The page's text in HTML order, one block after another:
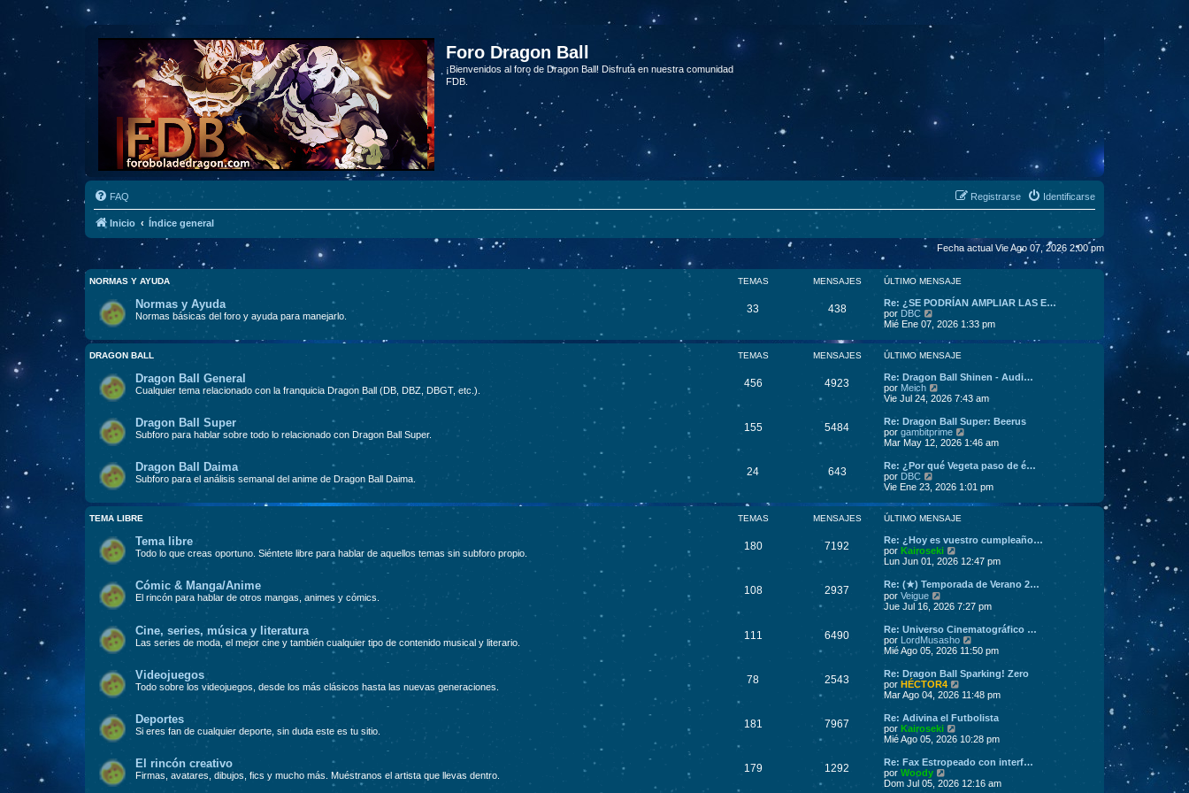
Foro Dragon Ball
¡Bienvenidos al foro de Dragon Ball! Disfruta en nuestra comunidad
FDB.
FAQ Identificarse
Registrarse
Inicio Índice general
Fecha actual Vie Ago 07, 2026 2:00 pm
NORMAS Y AYUDA TEMAS MENSAJES ÚLTIMO MENSAJE
Normas y Ayuda
Normas básicas del foro y ayuda para manejarlo.
33 438
Re: ¿SE PODRÍAN AMPLIAR LAS E…
por DBC
e
l
i
m
o
e
n
s
a
e
Mié Ene 07, 2026 1:33 pm
DRAGON BALL TEMAS MENSAJES ÚLTIMO MENSAJE
Dragon Ball General
Cualquier tema relacionado con la franquicia Dragon Ball (DB, DBZ, DBGT, etc.).
456 4923
Re: Dragon Ball Shinen - Audi…
por Meich
e
ú
l
t
m
o
m
e
n
s
a
e
Vie Jul 24, 2026 7:43 am
Dragon Ball Super
Subforo para hablar sobre todo lo relacionado con Dragon Ball Super.
155 5484
Re: Dragon Ball Super: Beerus
por gambitprime
e
ú
t
m
e
s
j
e
Mar May 12, 2026 1:46 am
Dragon Ball Daima
Subforo para el análisis semanal del anime de Dragon Ball Daima.
24 643
Re: ¿Por qué Vegeta paso de é…
por DBC
e
ú
l
i
m
o
e
n
s
a
e
Vie Ene 23, 2026 1:01 pm
TEMA LIBRE TEMAS MENSAJES ÚLTIMO MENSAJE
Tema libre
Todo lo que creas oportuno. Siéntete libre para hablar de aquellos temas sin subforo propio.
180 7192
Re: ¿Hoy es vuestro cumpleaño…
por Kairoseki
e
ú
t
o
m
e
s
a
j
Lun Jun 01, 2026 12:47 pm
Cómic & Manga/Anime
El rincón para hablar de otros mangas, animes y cómics.
108 2937
Re: (★) Temporada de Verano 2…
por Veigue
e
ú
l
t
m
o
m
e
s
a
j
Jue Jul 16, 2026 7:27 pm
Cine, series, música y literatura
Las series de moda, el mejor cine y también cualquier tipo de contenido musical y literario.
111 6490
Re: Universo Cinematográfico …
por LordMusasho
e
ú
t
m
o
m
e
s
j
Mié Ago 05, 2026 11:50 pm
Videojuegos
Todo sobre los videojuegos, desde los más clásicos hasta las nuevas generaciones.
78 2543
Re: Dragon Ball Sparking! Zero
por HÉCTOR4
e
ú
t
m
o
m
e
Mar Ago 04, 2026 11:48 pm
Deportes
Si eres fan de cualquier deporte, sin duda este es tu sitio.
181 7967
Re: Adivina el Futbolista
por Kairoseki
e
ú
t
Mié Ago 05, 2026 10:28 pm
El rincón creativo
Firmas, avatares, dibujos, fics y mucho más. Muéstranos el artista que llevas dentro.
179 1292
Re: Fax Estropeado con interf…
por Woody
e
Dom Jul 05, 2026 12:16 am